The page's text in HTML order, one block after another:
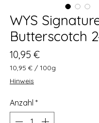
WYS
Butterscotch
10,95 €Preis
10,95 € / 100g
10,95 €
pro
Gramm
Hinweis
Anzahl *